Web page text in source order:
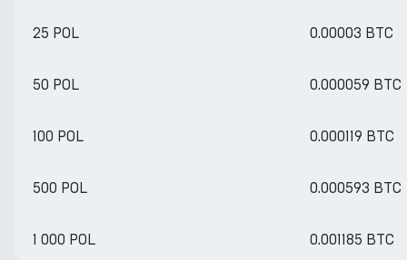
25 POL 0.00003 BTC
50 POL 0.000059 BTC
100 POL 0.000119 BTC
500 POL 0.000593 BTC
1 000 POL 0.001185 BTC